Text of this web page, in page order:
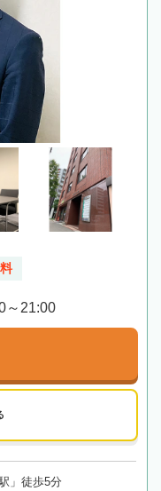
～21:00
」徒歩5分